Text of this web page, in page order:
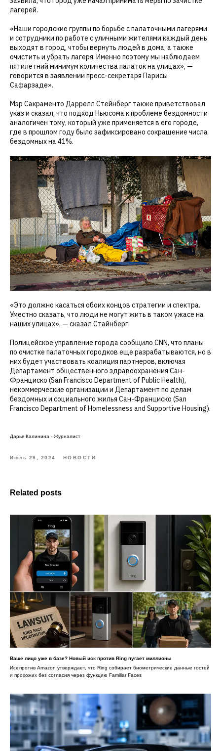
лагерей.
«Наши городские группы по борьбе с палаточными лагерями
и сотрудники по работе с уличными жителями каждый день
выходят в город, чтобы вернуть людей в дома, а также
очистить и убрать лагеря. Именно поэтому мы наблюдаем
пятилетний минимум количества палаток на улицах», —
говорится в заявлении пресс-секретаря Парисы
Сафарзаде».
Мэр Сакраменто Даррелл Стейнберг также приветствовал
указ и сказал, что подход Ньюсома к проблеме бездомности
аналогичен тому, который уже применяется в его городе,
где в прошлом году было зафиксировано сокращение числа
бездомных на 41%.
«Это должно касаться обоих концов стратегии и спектра.
Уместно сказать, что люди не могут жить в таком ужасе на
наших улицах», — сказал Стайнберг.
Полицейское управление города сообщило CNN, что планы
по очистке палаточных городков еще разрабатываются, но в
них будет участвовать коалиция партнеров, включая
Департамент общественного здравоохранения Сан-
Франциско (San Francisco Department of Public Health),
некоммерческие организации и Департамент по делам
бездомных и социального жилья Сан-Франциско (San
Francisco Department of Homelessness and Supportive Housing).
Дарья Калинина - Журналист
Июль 29, 2024 НОВОСТИ
Related posts
Ваше лицо уже в базе? Новый иск против Ring пугает миллионы
Иск против Amazon утверждает, что Ring собирает биометрические данные гостей
и прохожих без согласия через функцию Familiar Faces